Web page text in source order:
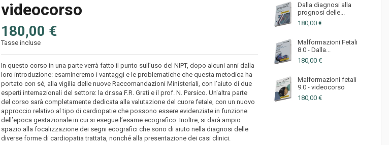
videocorso
180,00 €
Tasse incluse
In questo corso in una parte verrà fatto il punto sull’uso del NIPT, dopo alcuni anni dalla
loro introduzione: esamineremo i vantaggi e le problematiche che questa metodica ha
portato con sé, alla vigilia delle nuove Raccomandazioni Ministeriali, con l’aiuto di due
esperti internazionali del settore: la dr.ssa F.R. Grati e il prof. N. Persico. Un'altra parte
del corso sarà completamente dedicata alla valutazione del cuore fetale, con un nuovo
approccio relativo al tipo di cardiopatie che possono essere evidenziate in funzione
dell’epoca gestazionale in cui si esegue l’esame ecografico. Inoltre, si darà ampio
spazio alla focalizzazione dei segni ecografici che sono di aiuto nella diagnosi delle
diverse forme di cardiopatia trattata, nonché alla presentazione dei casi clinici.
Dalla diagnosi alla
prognosi delle...
180,00 €
Malformazioni Fetali
8.0 - Dalla...
180,00 €
Malformazioni fetali
9.0 - videocorso
180,00 €